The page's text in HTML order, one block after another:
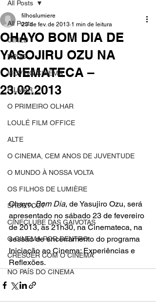
All Posts
CINED
NPDC
MOVING CINEMA
FILMAR
O PRIMEIRO OLHAR
LOULÉ FILM OFFICE
ALTE
O CINEMA, CEM ANOS DE JUVENTUDE
O MUNDO À NOSSA VOLTA
OS FILHOS DE LUMIÈRE
SHORTCUT
CINECLUBE DAS GAIVOTAS
O CINEMA POR DENTRO
CRESCER COM O CINEMA
NO PAÍS DO CINEMA
All Posts
OHAYO BOM DIA DE
YASOJIRU OZU NA
CINEMATECA –
23.02.2013
filhoslumiere
23 de fev. de 2013 1 min de leitura
Ohayo, Bom Dia, de Yasujiro Ozu, será
apresentado no sábado 23 de fevereiro
de 2013, às 21h30, na Cinemateca, na
sessão de encerramento do programa
Iniciação ao Cinema: Experiências e
Reflexões.